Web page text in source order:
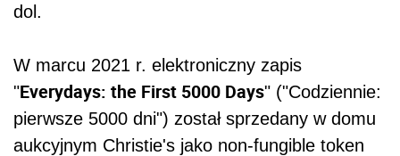
dol.
W marcu 2021 r. elektroniczny zapis
"Everydays: the First 5000 Days" ("Codziennie:
pierwsze 5000 dni") został sprzedany w domu
aukcyjnym Christie's jako non-fungible token